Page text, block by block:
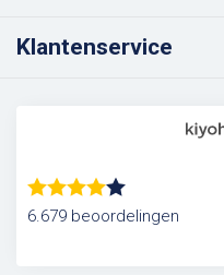
Klantenservice
6.679 beoordelingen